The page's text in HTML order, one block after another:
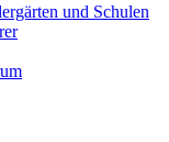
und Schulen